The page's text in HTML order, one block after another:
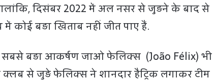
दिसंबर 2022 में अल नसर से जुड़ने के बाद से
बड़ा खिताब नहीं जीत पाए हैं.
बड़ा आकर्षण जाओ फेल‍िक्स (João Félix) भी
से जुड़े फेल‍िक्स ने शानदार हैट्रिक लगाकर टीम